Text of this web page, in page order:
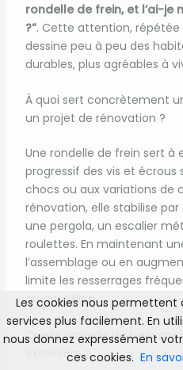
rondelle de frein, et l’ai-je
?”. Cette attention,
dessine peu à peu des
durables, plus agréables à
À quoi sert concrètement
un projet de rénovation ?
Une rondelle de frein sert à
progressif des vis et écrous
chocs ou aux variations de
rénovation, elle stabilise
une pergola, un escalier
roulettes. En maintenant
l’assemblage ou en
limite les resserrages
au quotidien.
Quelle rondelle de frein
extérieure ?
Les cookies nous permettent
services plus facilement. En
nous donnez expressément
ces cookies. En